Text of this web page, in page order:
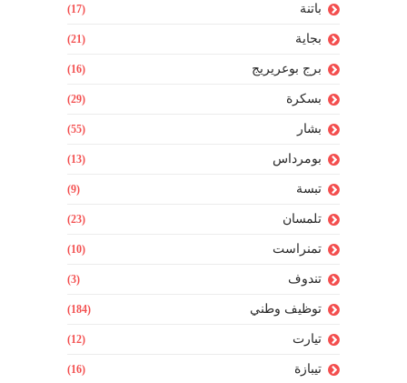
باتنة (17)
بجاية (21)
برج بوعريريج (16)
بسكرة (29)
بشار (55)
بومرداس (13)
تبسة (9)
تلمسان (23)
تمنراست (10)
تندوف (3)
توظيف وطني (184)
تيارت (12)
تيبازة (16)